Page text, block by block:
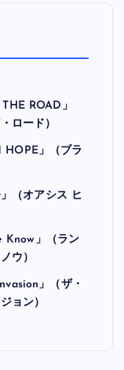
ROAD」
ロード）
」（ブラ
（オアシス ヒ
Know」（ラン
ウ）
」（ザ・
ョン）